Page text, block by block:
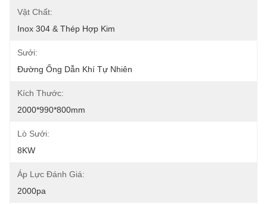
Vật Chất:
Inox 304 & Thép Hợp Kim
Sưởi:
Đường Ống Dẫn Khí Tự Nhiên
Kích Thước:
2000*990*800mm
Lò Sưởi:
8KW
Áp Lực Đánh Giá:
2000pa